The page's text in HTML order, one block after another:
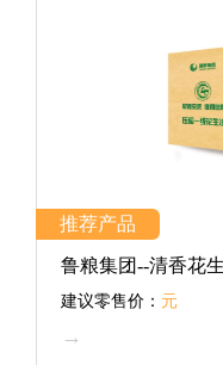
鲁粮集团--清香花
建议零售价： 元
推荐产品
→